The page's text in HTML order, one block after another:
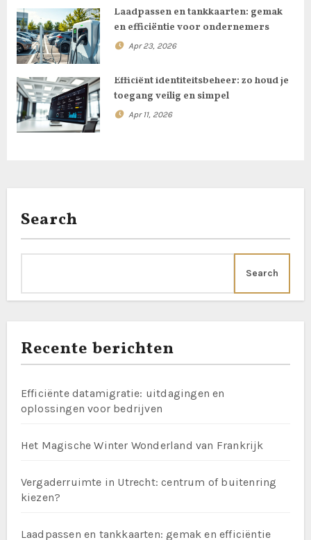
i
o
n
Laadpassen en tankkaarten: gemak
en efficiëntie voor ondernemers
Apr 23, 2026
Efficiënt identiteitsbeheer: zo houd je
toegang veilig en simpel
Apr 11, 2026
Search
Search
Recente berichten
Efficiënte datamigratie: uitdagingen en
oplossingen voor bedrijven
Het Magische Winter Wonderland van Frankrijk
Vergaderruimte in Utrecht: centrum of buitenring
kiezen?
Laadpassen en tankkaarten: gemak en efficiëntie